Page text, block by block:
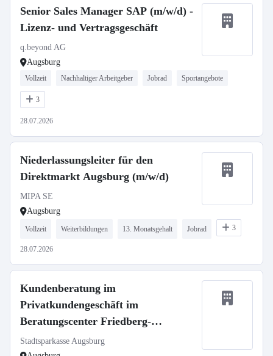
Senior Sales Manager SAP (m/w/d) -
Lizenz- und Vertragsgeschäft
q.beyond AG
Augsburg
Vollzeit Nachhaltiger Arbeitgeber Jobrad Sportangebote
3
28.07.2026
Niederlassungsleiter für den
Direktmarkt Augsburg (m/w/d)
MIPA SE
Augsburg
Vollzeit Weiterbildungen 13. Monatsgehalt Jobrad 3
28.07.2026
Kundenberatung im
Privatkundengeschäft im
Beratungscenter Friedberg-
Sparkassenplatz
Stadtsparkasse Augsburg